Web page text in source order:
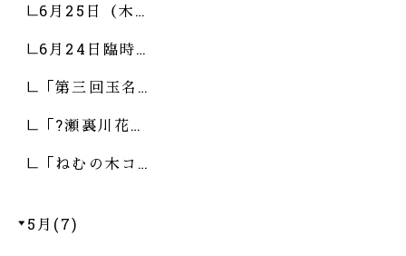
6月25日（木…
6月24日臨時…
「第三回玉名…
「?瀬裏川花…
「ねむの木コ…
5月(7)